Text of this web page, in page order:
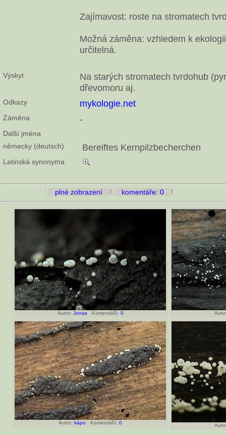
Zajímavost: roste na stromatech
Možná záměna: vzhledem k
určitelná.
Výskyt
Na starých stromatech tvrdohub
dřevomoru aj.
Odkazy mykologie.net
Záměna -
Další jména
německy (deutsch)
Bereiftes Kernpilzbecherchen
Latinská synonyma